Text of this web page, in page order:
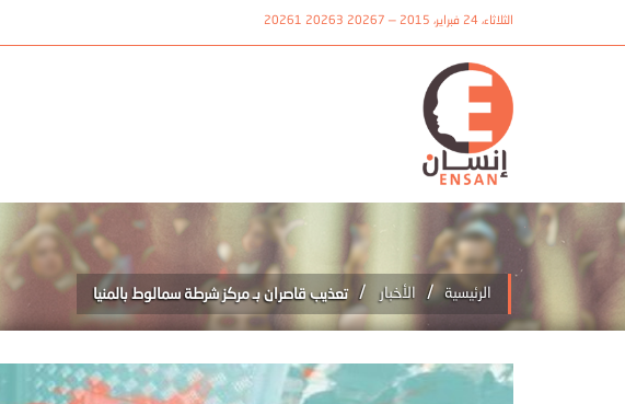
الثلاثاء، 24 فبراير، 2015 — 20267 20263 20261
الرئيسية / الأخبار / تعذيب قاصران بـ مركز شرطة سمالوط بالمنيا